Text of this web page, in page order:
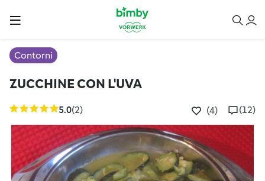
Contorni
ZUCCHINE CON L'UVA
5.0(2) (4) (12)